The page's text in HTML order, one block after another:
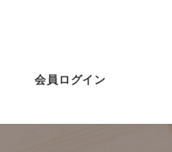
会員ログイン